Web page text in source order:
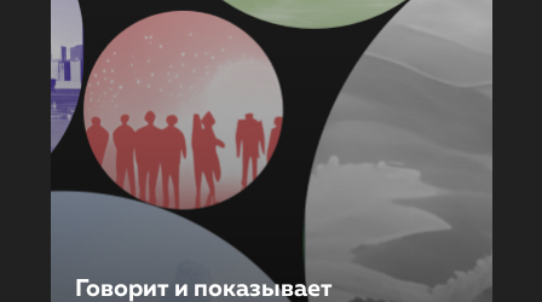
Говорит и показывает